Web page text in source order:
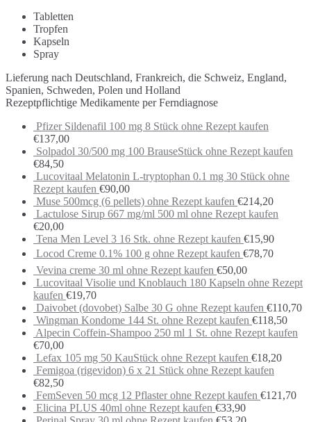
Tabletten
Tropfen
Kapseln
Spray
Lieferung nach Deutschland, Frankreich, die Schweiz, England,
Spanien, Schweden, Polen und Holland
Rezeptpflichtige Medikamente per Ferndiagnose
Pfizer Sildenafil 100 mg 8 Stück ohne Rezept kaufen
€137,00
Solpadol 30/500 mg 100 BrauseStück ohne Rezept kaufen
€84,50
Lucovitaal Melatonin L-tryptophan 0.1 mg 30 Stück ohne
Rezept kaufen €90,00
Muse 500mcg (6 pellets) ohne Rezept kaufen €214,20
Lactulose Sirup 667 mg/ml 500 ml ohne Rezept kaufen
€20,00
Tena Men Level 3 16 Stk. ohne Rezept kaufen €15,90
Locod Creme 0.1% 100 g ohne Rezept kaufen €78,70
Vevina creme 30 ml ohne Rezept kaufen €50,00
Lucovitaal Visolie und Knoblauch 180 Kapseln ohne Rezept
kaufen €19,70
Daivobet (dovobet) Salbe 30 G ohne Rezept kaufen €110,70
Wingman Kondome 144 St. ohne Rezept kaufen €118,50
Alpecin Coffein-Shampoo 250 ml 1 St. ohne Rezept kaufen
€70,00
Lefax 105 mg 50 KauStück ohne Rezept kaufen €18,20
Femigoa (rigevidon) 6 x 21 Stück ohne Rezept kaufen
€82,50
FemSeven 50 mcg 12 Pflaster ohne Rezept kaufen €121,70
Elicina PLUS 40ml ohne Rezept kaufen €33,90